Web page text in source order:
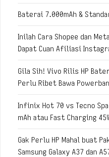
Baterai 7.000mAh &
Inilah Cara Shopee dan
Dapat Cuan Afiliasi
Gila Sih! Vivo Rilis HP
Perlu Ribet Bawa
Infinix Hot 70 vs Tecno
mAh atau Fast Charging
Gak Perlu HP Mahal buat
Samsung Galaxy A37 dan